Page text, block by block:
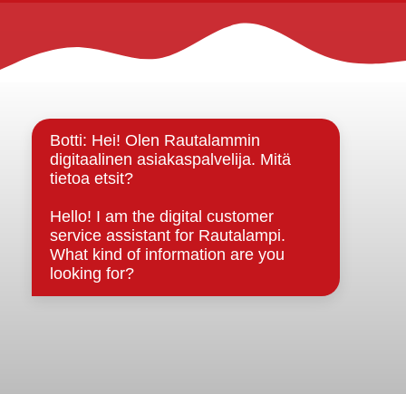
Rautalammin kunta
Strategiat, ohjelmat, ohjeet, suunnitelmat, säännöt ja
sopimukset
Asiakirjajulkisuuskuvaus
Evästeet
Saavutettavuusseloste
Tietosuoja
Tietosuojaselosteet